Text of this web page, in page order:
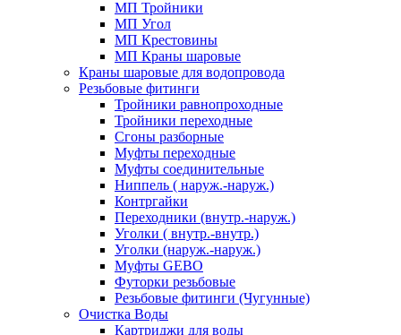
МП Тройники
МП Угол
МП Крестовины
МП Краны шаровые
Краны шаровые для водопровода
Резьбовые фитинги
Тройники равнопроходные
Тройники переходные
Сгоны разборные
Муфты переходные
Муфты соединительные
Ниппель ( наруж.-наруж.)
Контргайки
Переходники (внутр.-наруж.)
Уголки ( внутр.-внутр.)
Уголки (наруж.-наруж.)
Муфты GEBO
Футорки резьбовые
Резьбовые фитинги (Чугунные)
Очистка Воды
Картриджи для воды